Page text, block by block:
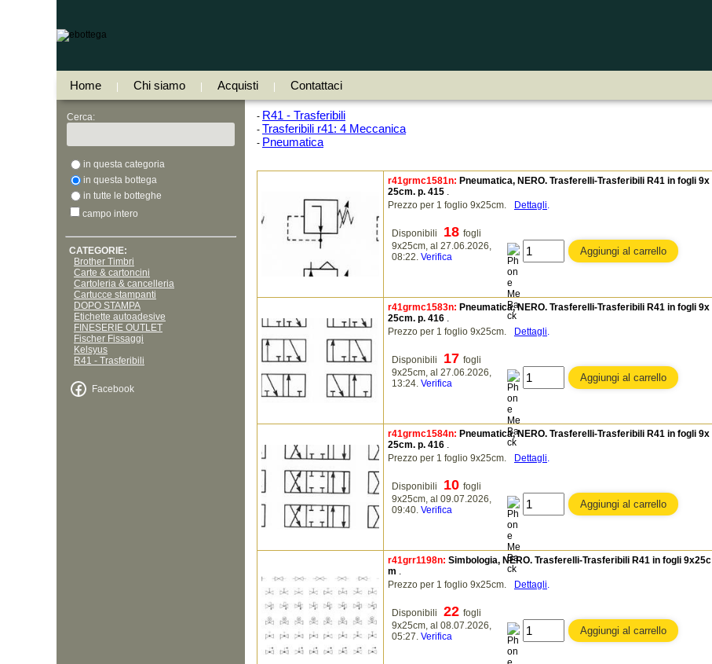
Home Chi siamo Acquisti Contattaci
Cerca:
in questa categoria
in questa bottega
in tutte le botteghe
campo intero
CATEGORIE:
Brother Timbri
Carte & cartoncini
Cartoleria & cancelleria
Cartucce stampanti
DOPO STAMPA
Etichette autoadesive
FINESERIE OUTLET
Fischer Fissaggi
Kelsyus
R41 - Trasferibili
Facebook
- R41 - Trasferibili
- Trasferibili r41: 4 Meccanica
- Pneumatica
r41grmc1581n: Pneumatica, NERO. Trasferelli-Trasferibili R41 in fogli 9x
25cm. p. 415 .
Prezzo per 1 foglio 9x25cm.
Dettagli.
Disponibili 18 fogli
9x25cm, al 27.06.2026,
08:22. Verifica
r41grmc1583n: Pneumatica, NERO. Trasferelli-Trasferibili R41 in fogli 9x
25cm. p. 416 .
Prezzo per 1 foglio 9x25cm.
Dettagli.
Disponibili 17 fogli
9x25cm, al 27.06.2026,
13:24. Verifica
r41grmc1584n: Pneumatica, NERO. Trasferelli-Trasferibili R41 in fogli 9x
25cm. p. 416 .
Prezzo per 1 foglio 9x25cm.
Dettagli.
Disponibili 10 fogli
9x25cm, al 09.07.2026,
09:40. Verifica
r41grr1198n: Simbologia, NERO. Trasferelli-Trasferibili R41 in fogli 9x25c
m .
Prezzo per 1 foglio 9x25cm.
Dettagli.
Disponibili 22 fogli
9x25cm, al 08.07.2026,
05:27. Verifica